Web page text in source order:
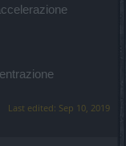
Last edited: Sep 10, 2019